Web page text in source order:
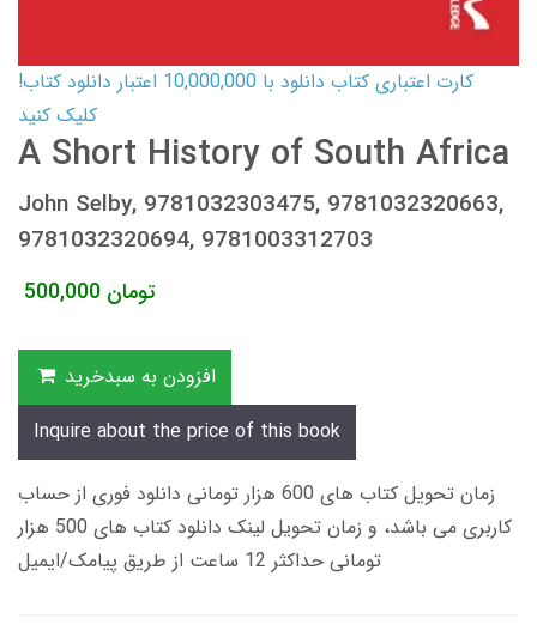
کارت اعتباری کتاب دانلود با 10,000,000 اعتبار دانلود کتاب!
کلیک کنید
A Short History of South Africa
John Selby, 9781032303475, 9781032320663,
9781032320694, 9781003312703
500,000 تومان
افزودن به سبدخرید
Inquire about the price of this book
زمان تحویل کتاب های 600 هزار تومانی دانلود فوری از حساب
کاربری می باشد، و زمان تحویل لینک دانلود کتاب های 500 هزار
تومانی حداکثر 12 ساعت از طریق پیامک/ایمیل